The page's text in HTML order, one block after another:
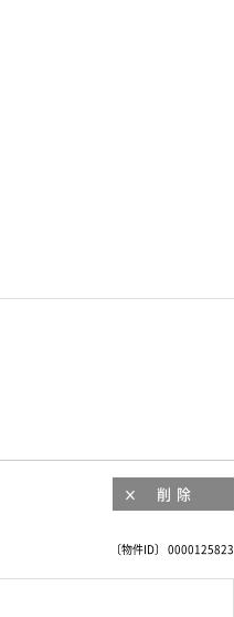
削除
〔物件ID〕 0000125823